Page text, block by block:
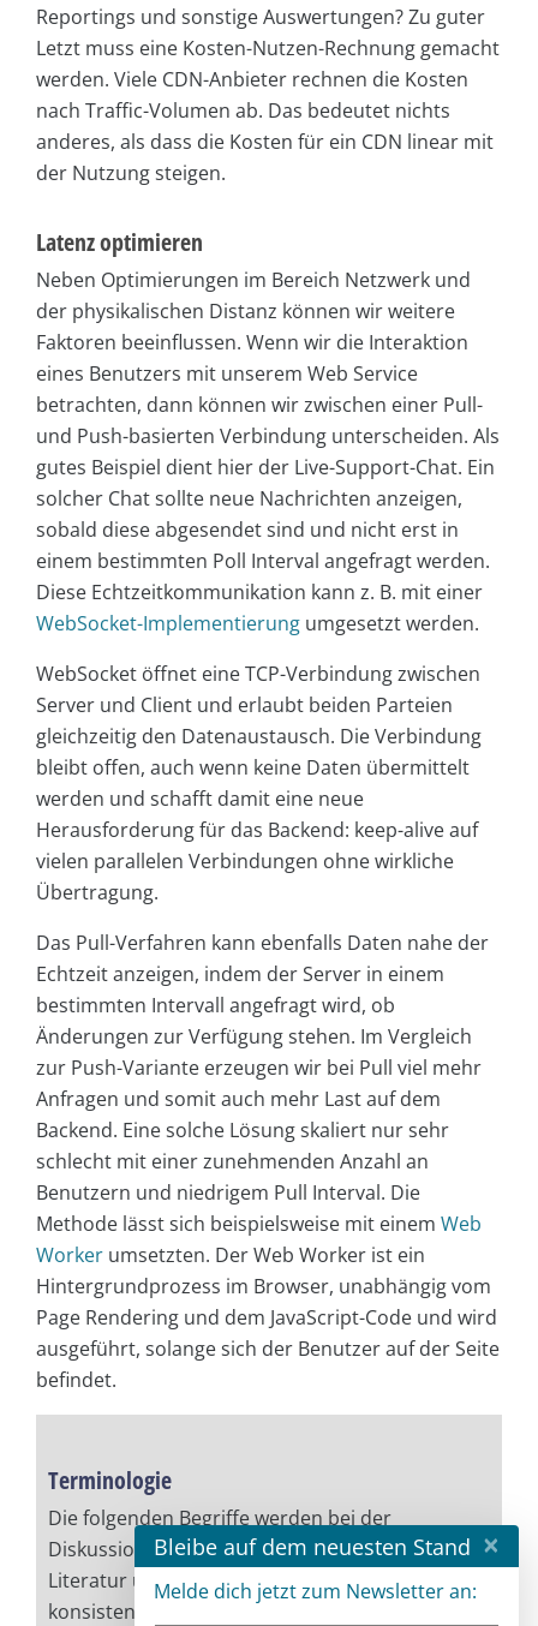
Reportings und sonstige Auswertungen? Zu guter
Letzt muss eine Kosten-Nutzen-Rechnung gemacht
werden. Viele CDN-Anbieter rechnen die Kosten
nach Traffic-Volumen ab. Das bedeutet nichts
anderes, als dass die Kosten für ein CDN linear mit
der Nutzung steigen.
Latenz optimieren
Neben Optimierungen im Bereich Netzwerk und
der physikalischen Distanz können wir weitere
Faktoren beeinflussen. Wenn wir die Interaktion
eines Benutzers mit unserem Web Service
betrachten, dann können wir zwischen einer Pull-
und Push-basierten Verbindung unterscheiden. Als
gutes Beispiel dient hier der Live-Support-Chat. Ein
solcher Chat sollte neue Nachrichten anzeigen,
sobald diese abgesendet sind und nicht erst in
einem bestimmten Poll Interval angefragt werden.
Diese Echtzeitkommunikation kann z. B. mit einer
WebSocket-Implementierung umgesetzt werden.
WebSocket öffnet eine TCP-Verbindung zwischen
Server und Client und erlaubt beiden Parteien
gleichzeitig den Datenaustausch. Die Verbindung
bleibt offen, auch wenn keine Daten übermittelt
werden und schafft damit eine neue
Herausforderung für das Backend: keep-alive auf
vielen parallelen Verbindungen ohne wirkliche
Übertragung.
Das Pull-Verfahren kann ebenfalls Daten nahe der
Echtzeit anzeigen, indem der Server in einem
bestimmten Intervall angefragt wird, ob
Änderungen zur Verfügung stehen. Im Vergleich
zur Push-Variante erzeugen wir bei Pull viel mehr
Anfragen und somit auch mehr Last auf dem
Backend. Eine solche Lösung skaliert nur sehr
schlecht mit einer zunehmenden Anzahl an
Benutzern und niedrigem Pull Interval. Die
Methode lässt sich beispielsweise mit einem Web
Worker umsetzten. Der Web Worker ist ein
Hintergrundprozess im Browser, unabhängig vom
Page Rendering und dem JavaScript-Code und wird
ausgeführt, solange sich der Benutzer auf der Seite
befindet.
Terminologie
Die folgenden Begriffe werden bei der
Diskussion von Performance genutzt. Die
Literatur und der Sprachgebrauch sind nicht
konsistent. Man sollte also bei
Bleibe auf dem neuesten Stand ×
Melde dich jetzt zum Newsletter an: